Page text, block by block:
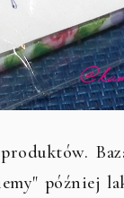
później